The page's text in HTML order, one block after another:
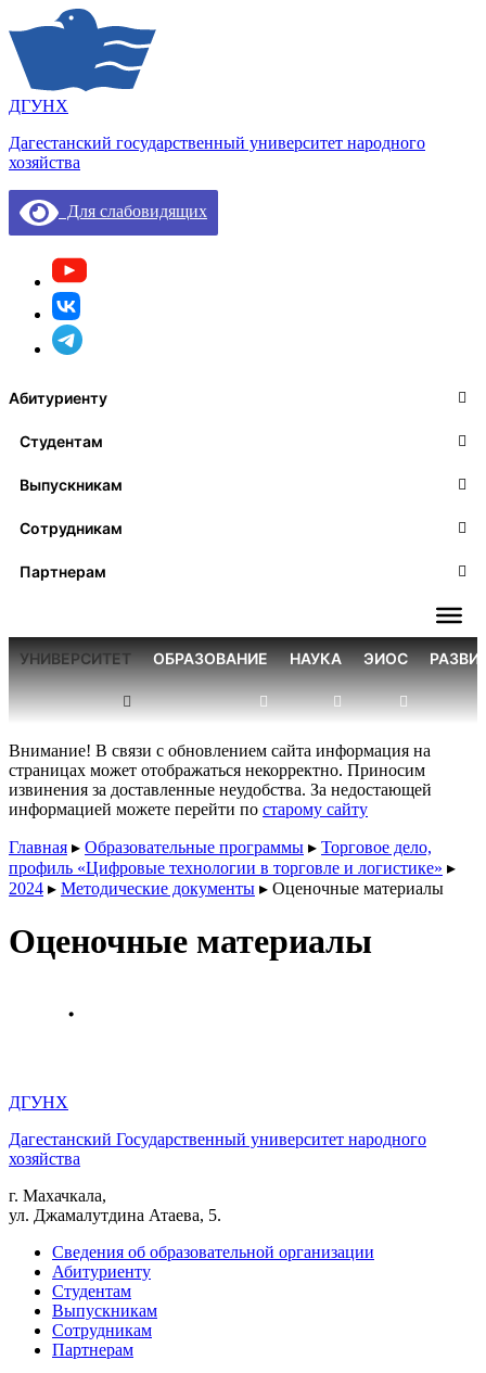
ДГУНХ
Дагестанский государственный университет народного
хозяйства
Для слабовидящих
Абитуриенту
Студентам
Выпускникам
Сотрудникам
Партнерам
УНИВЕРСИТЕТ ОБРАЗОВАНИЕ НАУКА ЭИОС
Внимание! В связи с обновлением сайта информация на
страницах может отображаться некорректно. Приносим
извинения за доставленные неудобства. За недостающей
информацией можете перейти по старому сайту
Главная ▸ Образовательные программы ▸ Торговое дело,
профиль «Цифровые технологии в торговле и логистике» ▸
2024 ▸ Методические документы ▸ Оценочные материалы
Оценочные материалы
ДГУНХ
Дагестанский Государственный университет народного
хозяйства
г. Махачкала,
ул. Джамалутдина Атаева, 5.
Сведения об образовательной организации
Абитуриенту
Студентам
Выпускникам
Сотрудникам
Партнерам